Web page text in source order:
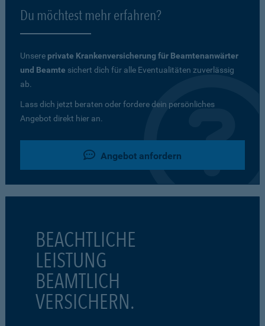
Du möchtest mehr erfahren?
Unsere private Krankenversicherung für Beamtenanwärter
und Beamte sichert dich für alle Eventualitäten zuverlässig
ab.
Lass dich jetzt beraten oder fordere dein persönliches
Angebot direkt hier an.
Angebot anfordern
BEACHTLICHE
LEISTUNG
BEAMTLICH
VERSICHERN.